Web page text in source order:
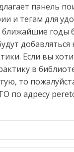
панель
и тегам для
годы
Если вы
в
то
по адресу